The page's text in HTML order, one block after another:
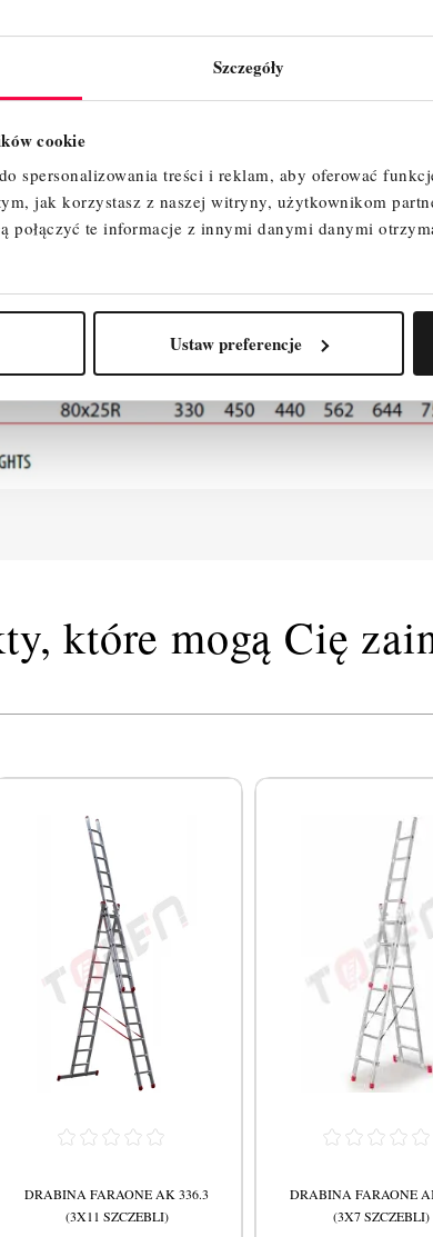
Szczegóły
cookie
spersonalizowania treści i reklam, aby oferować
jak korzystasz z naszej witryny, użytkownikom
połączyć te informacje z innymi danymi danymi
Ustaw preferencje
które mogą Cię
DRABINA FARAONE AK 336.3
(3X11 SZCZEBLI)
DRABINA FARAONE
(3X7 SZCZEBLI)